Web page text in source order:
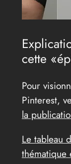
cette
Pour
Pinterest,
la
Le tableau
thématique